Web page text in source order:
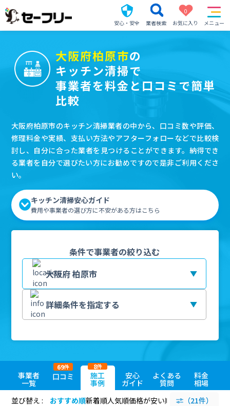
安心・安全 業者検索
0
お気に入り
メニュー
大阪府柏原市の
キッチン清掃で
事業者を料金と口コミで簡単
比較
大阪府柏原市のキッチン清掃業者の中から、口コミ数や評価、
修理料金や実績、支払い方法やアフターフォローなどで比較検
討し、自分に合った業者を見つけることができます。納得でき
る業者を自分で選びたい方にお勧めですので是非ご利用くださ
い。
キッチン清掃安心ガイド
費用や事業者の選び方に不安がある方はこちら
条件で事業者の絞り込む
事業者
一覧
口コミ
69件
施工
事例
8件
安心
ガイド
よくある
質問
料金
相場
並び替え :
おすすめ順新着順人気順価格が安い順 評価が高い順
（21件）